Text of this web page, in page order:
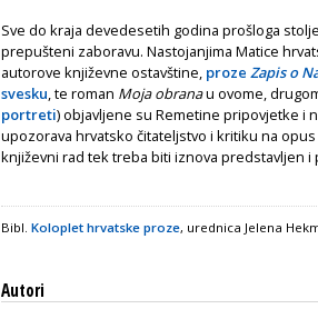
Sve do kraja devedesetih godina prošloga
prepušteni zaboravu. Nastojanjima Matice
autorove književne ostavštine, proze Zapis o
svesku, te roman Moja obranau ovome,
portreti) objavljene su Remetine pripovjetke i
upozorava hrvatsko čitateljstvo i kritiku na
književni rad tek treba biti iznova predstavljen i
Bibl. Koloplet hrvatske proze, urednica Jelena
Autori